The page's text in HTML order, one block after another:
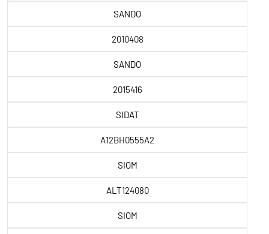
SANDO
2010408
SANDO
2015416
SIDAT
A12BH0555A2
SIOM
ALT124080
SIOM